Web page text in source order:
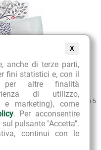
X
anche di terze parti,
fini statistici e, con il
per altre finalità
di utilizzo,
e marketing), come
. Per acconsentire
pulsante "Accetta".
continui con le
COMPOSITUM
4 su 5